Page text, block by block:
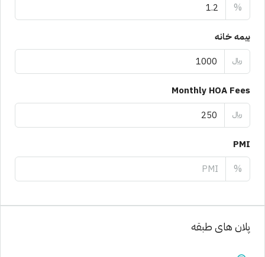
%
بیمه خانه
﷼
Monthly HOA Fees
﷼
PMI
%
پلان های طبقه